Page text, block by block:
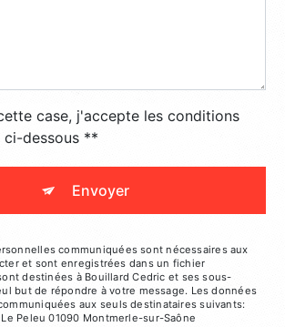
case, j'accepte les conditions
ci-dessous **
Envoyer
communiquées sont nécessaires aux
et sont enregistrées dans un fichier
destinées à Bouillard Cedric et ses sous-
but de répondre à votre message. Les données
aux seuls destinataires suivants:
Peleu 01090 Montmerle-sur-Saône